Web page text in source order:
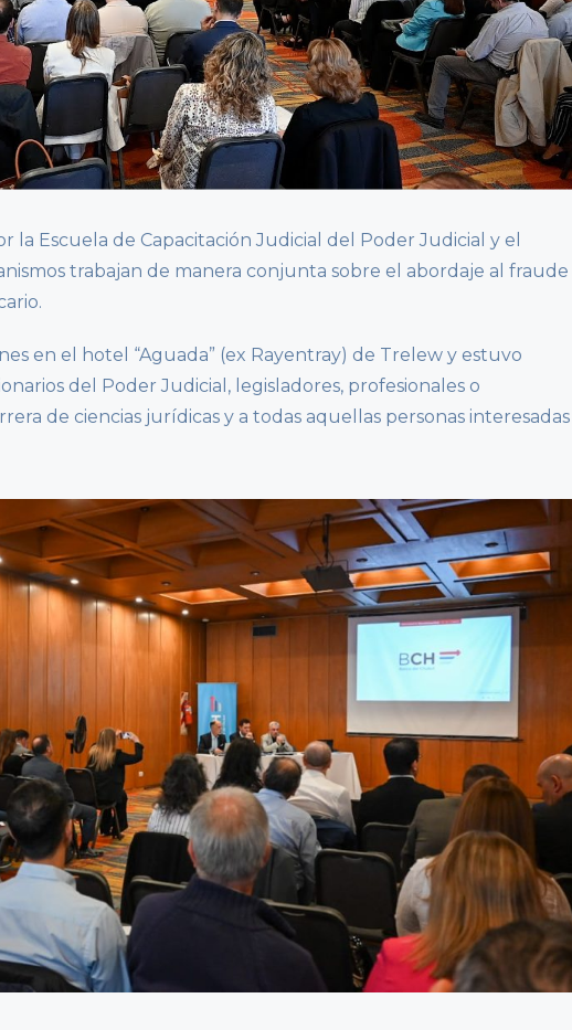
Escuela de Capacitación Judicial del Poder Judicial y el
trabajan de manera conjunta sobre el abordaje al fraude
en el hotel “Aguada” (ex Rayentray) de Trelew y estuvo
del Poder Judicial, legisladores, profesionales o
de ciencias jurídicas y a todas aquellas personas interesadas